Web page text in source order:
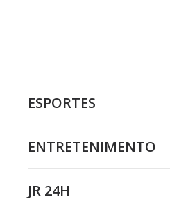
ESPORTES
ENTRETENIMENTO
JR 24H